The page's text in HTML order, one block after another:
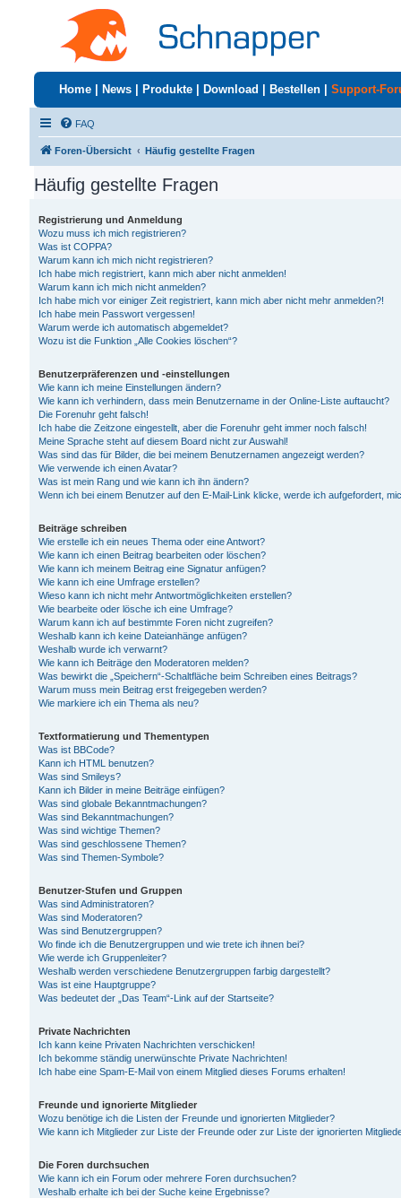
Home News Produkte Download Bestellen Support-
FAQ
Foren-Übersicht Häufig gestellte Fragen
Häufig gestellte Fragen
Registrierung und Anmeldung
Wozu muss ich mich registrieren?
Was ist COPPA?
Warum kann ich mich nicht registrieren?
Ich habe mich registriert, kann mich aber nicht anmelden!
Warum kann ich mich nicht anmelden?
Ich habe mich vor einiger Zeit registriert, kann mich aber nicht mehr anmelden?!
Ich habe mein Passwort vergessen!
Warum werde ich automatisch abgemeldet?
Wozu ist die Funktion „Alle Cookies löschen“?
Benutzerpräferenzen und -einstellungen
Wie kann ich meine Einstellungen ändern?
Wie kann ich verhindern, dass mein Benutzername in der Online-Liste auftaucht?
Die Forenuhr geht falsch!
Ich habe die Zeitzone eingestellt, aber die Forenuhr geht immer noch falsch!
Meine Sprache steht auf diesem Board nicht zur Auswahl!
Was sind das für Bilder, die bei meinem Benutzernamen angezeigt werden?
Wie verwende ich einen Avatar?
Was ist mein Rang und wie kann ich ihn ändern?
Wenn ich bei einem Benutzer auf den E-Mail-Link klicke, werde ich aufgefordert,
Beiträge schreiben
Wie erstelle ich ein neues Thema oder eine Antwort?
Wie kann ich einen Beitrag bearbeiten oder löschen?
Wie kann ich meinem Beitrag eine Signatur anfügen?
Wie kann ich eine Umfrage erstellen?
Wieso kann ich nicht mehr Antwortmöglichkeiten erstellen?
Wie bearbeite oder lösche ich eine Umfrage?
Warum kann ich auf bestimmte Foren nicht zugreifen?
Weshalb kann ich keine Dateianhänge anfügen?
Weshalb wurde ich verwarnt?
Wie kann ich Beiträge den Moderatoren melden?
Was bewirkt die „Speichern“-Schaltfläche beim Schreiben eines Beitrags?
Warum muss mein Beitrag erst freigegeben werden?
Wie markiere ich ein Thema als neu?
Textformatierung und Thementypen
Was ist BBCode?
Kann ich HTML benutzen?
Was sind Smileys?
Kann ich Bilder in meine Beiträge einfügen?
Was sind globale Bekanntmachungen?
Was sind Bekanntmachungen?
Was sind wichtige Themen?
Was sind geschlossene Themen?
Was sind Themen-Symbole?
Benutzer-Stufen und Gruppen
Was sind Administratoren?
Was sind Moderatoren?
Was sind Benutzergruppen?
Wo finde ich die Benutzergruppen und wie trete ich ihnen bei?
Wie werde ich Gruppenleiter?
Weshalb werden verschiedene Benutzergruppen farbig dargestellt?
Was ist eine Hauptgruppe?
Was bedeutet der „Das Team“-Link auf der Startseite?
Private Nachrichten
Ich kann keine Privaten Nachrichten verschicken!
Ich bekomme ständig unerwünschte Private Nachrichten!
Ich habe eine Spam-E-Mail von einem Mitglied dieses Forums erhalten!
Freunde und ignorierte Mitglieder
Wozu benötige ich die Listen der Freunde und ignorierten Mitglieder?
Wie kann ich Mitglieder zur Liste der Freunde oder zur Liste der ignorierten
Die Foren durchsuchen
Wie kann ich ein Forum oder mehrere Foren durchsuchen?
Weshalb erhalte ich bei der Suche keine Ergebnisse?